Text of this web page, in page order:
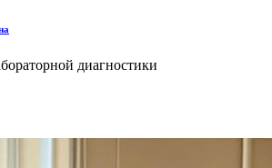
диагностики